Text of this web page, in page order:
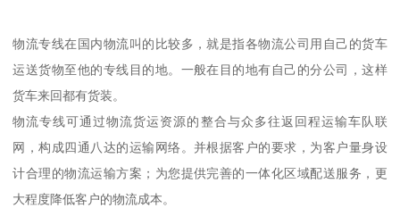
物流专线在国内物流叫的比较多，就是指各物流公司用自己的货车
运送货物至他的专线目的地。一般在目的地有自己的分公司，这样
货车来回都有货装。
物流专线可通过物流货运资源的整合与众多往返回程运输车队联
网，构成四通八达的运输网络。并根据客户的要求，为客户量身设
计合理的物流运输方案；为您提供完善的一体化区域配送服务，更
大程度降低客户的物流成本。